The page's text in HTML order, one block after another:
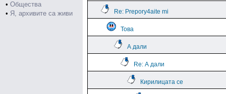
• Общества
• Я, архивите са живи Re: Prepory4aite mi
Това
А дали
Re: А дали
Кирилицата се